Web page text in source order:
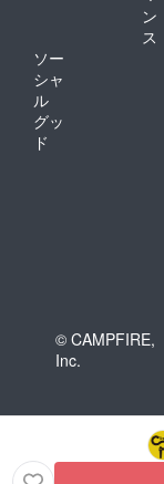
ン
ス
ソー
シャ
ル
グッ
ド
© CAMPFIRE,
Inc.